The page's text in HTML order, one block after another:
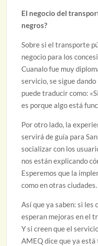
El negocio del
negros?
Sobre si el transporte
negocio para los
Cuanalo fue muy
servicio, se sigue
puede traducir como:
es porque algo está
Por otro lado, la
servirá de guía para
socializar con los
nos están explicando
Esperemos que la
como en otras ciudades.
Así que ya saben: si les
esperan mejoras en el
Y si creen que el
AMEQ dice que ya está